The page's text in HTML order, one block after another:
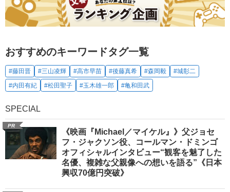
おすすめのキーワードタグ一覧
#藤田晋 #三山凌輝 #高市早苗 #後藤真希 #森岡毅
#城彰二
#内田有紀
#松田聖子 #玉木雄一郎 #亀和田武
SPECIAL
PR
《映画『Michael／マイケル』》父ジョセ
フ・ジャクソン役、コールマン・ドミンゴ
オフィシャルインタビュー“観客を魅了した
名優、複雑な父親像への想いを語る”《日本
興収70億円突破》